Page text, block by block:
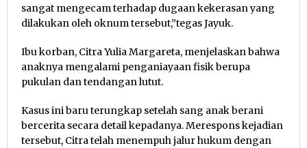
sangat mengecam terhadap dugaan kekerasan yang
dilakukan oleh oknum tersebut,”tegas Jayuk.
Ibu korban, Citra Yulia Margareta, menjelaskan bahwa
anaknya mengalami penganiayaan fisik berupa
pukulan dan tendangan lutut.
Kasus ini baru terungkap setelah sang anak berani
bercerita secara detail kepadanya. Merespons kejadian
tersebut, Citra telah menempuh jalur hukum dengan